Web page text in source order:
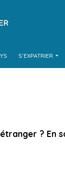
S’EXPATRIER
? En